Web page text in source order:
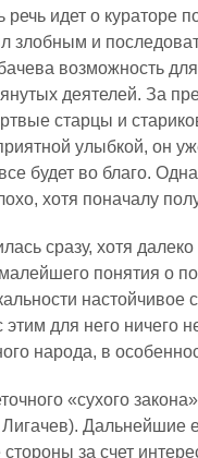
идет о кураторе
злобным и
возможность
деятелей. За
старцы и
улыбкой, он
будет во благо.
хотя поначалу
сразу, хотя
понятия о
настойчивое
для него ничего
народа, в
«сухого
Дальнейшие
за счет